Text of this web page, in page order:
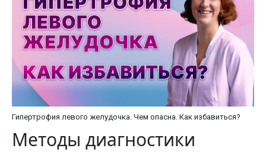
Гипертрофия левого желудочка. Чем опасна. Как избавиться?
Методы диагностики